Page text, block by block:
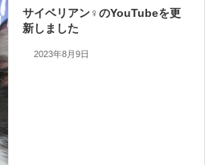
サイベリアン♀のYouTubeを更
新しました
2023年8月9日